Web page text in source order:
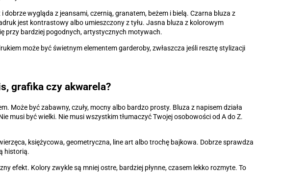
dobrze wygląda z jeansami, czernią, granatem, beżem i bielą. Czarna bluza z
jest kontrastowy albo umieszczony z tyłu. Jasna bluza z kolorowym
przy bardziej pogodnych, artystycznych motywach.
może być świetnym elementem garderoby, zwłaszcza jeśli resztę stylizacji
grafika czy akwarela?
Może być zabawny, czuły, mocny albo bardzo prosty. Bluza z napisem działa
musi być wielki. Nie musi wszystkim tłumaczyć Twojej osobowości od A do Z.
księżycowa, geometryczna, line art albo trochę bajkowa. Dobrze sprawdza
historią.
efekt. Kolory zwykle są mniej ostre, bardziej płynne, czasem lekko rozmyte. To